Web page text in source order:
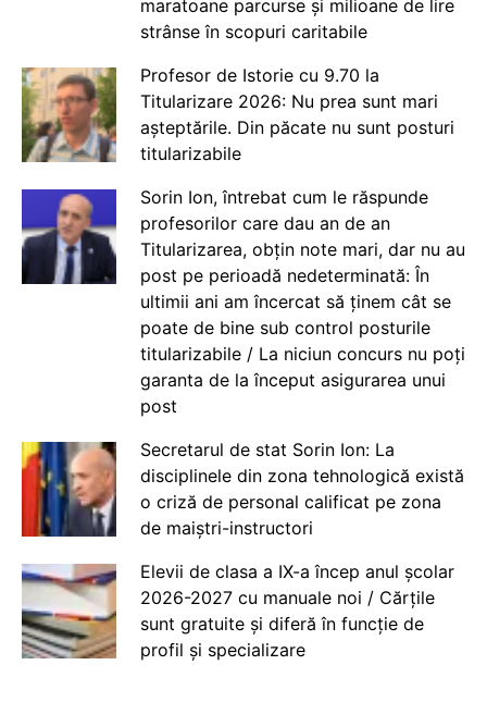
maratoane parcurse și milioane de lire
strânse în scopuri caritabile
Profesor de Istorie cu 9.70 la
Titularizare 2026: Nu prea sunt mari
așteptările. Din păcate nu sunt posturi
titularizabile
Sorin Ion, întrebat cum le răspunde
profesorilor care dau an de an
Titularizarea, obțin note mari, dar nu au
post pe perioadă nedeterminată: În
ultimii ani am încercat să ținem cât se
poate de bine sub control posturile
titularizabile / La niciun concurs nu poți
garanta de la început asigurarea unui
post
Secretarul de stat Sorin Ion: La
disciplinele din zona tehnologică există
o criză de personal calificat pe zona
de maiștri-instructori
Elevii de clasa a IX-a încep anul școlar
2026-2027 cu manuale noi / Cărțile
sunt gratuite și diferă în funcție de
profil și specializare